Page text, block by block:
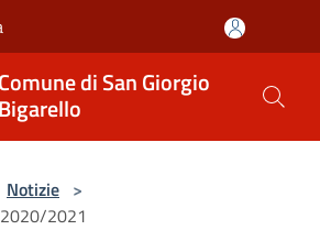
Comune di San Giorgio
Bigarello
Notizie >
2021